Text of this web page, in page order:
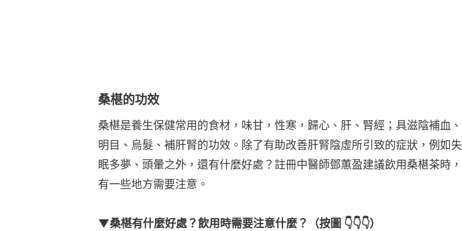
桑椹的功效
桑椹是養生保健常用的食材，味甘，性寒，歸心、肝、腎經；具滋陰補血、
明目、烏髮、補肝腎的功效。除了有助改善肝腎陰虛所引致的症狀，例如失
眠多夢、頭暈之外，還有什麼好處？註冊中醫師鄧蕙盈建議飲用桑椹茶時，
有一些地方需要注意。
▼桑椹有什麼好處？飲用時需要注意什麼？（按圖 👇👇👇）